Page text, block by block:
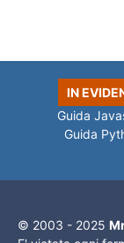
IN
Guida
Guida
© 2003 - 2025